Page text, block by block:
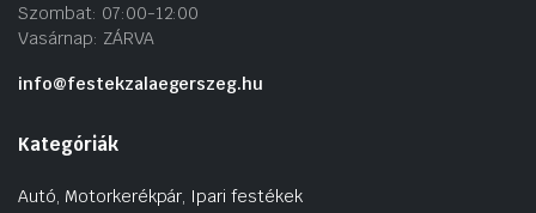
Szombat: 07:00-12:00
Vasárnap: ZÁRVA
info@festekzalaegerszeg.hu
Kategóriák
Autó, Motorkerékpár, Ipari festékek